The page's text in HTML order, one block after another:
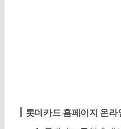
롯데카드 홈페이지 온라